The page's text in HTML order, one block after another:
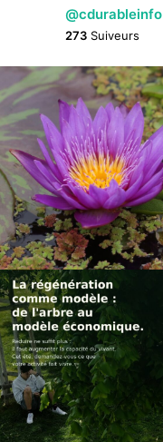
@cdurableinfo
273 Suiveurs